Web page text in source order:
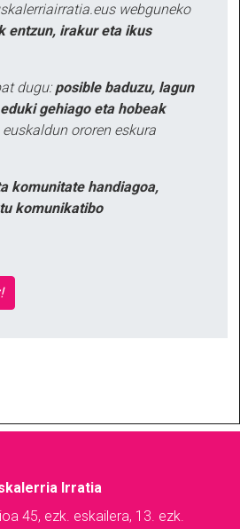
webguneko
entzun, irakur eta ikus
dugu: posible baduzu, lagun
gehiago eta hobeak
ororen eskura
komunitate handiagoa,
komunikatibo
Irratia
45, ezk. eskailera, 13. ezk.